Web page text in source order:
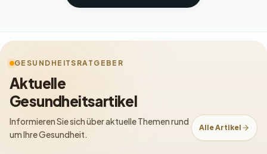
GESUNDHEITSRATGEBER
Aktuelle
Gesundheitsartikel
Informieren Sie sich über aktuelle Themen rund
um Ihre Gesundheit.
Alle Artikel